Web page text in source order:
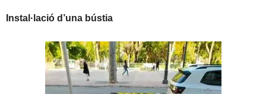
Instal·lació d’una bústia